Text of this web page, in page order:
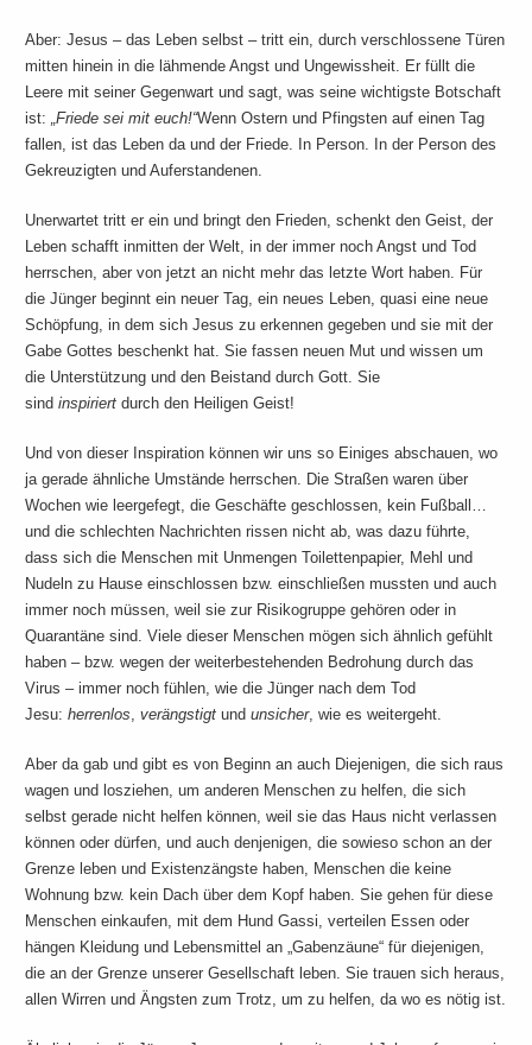
Aber: Jesus – das Leben selbst – tritt ein, durch verschlossene Türen
mitten hinein in die lähmende Angst und Ungewissheit. Er füllt die
Leere mit seiner Gegenwart und sagt, was seine wichtigste Botschaft
ist:„Friede sei mit euch!“Wenn Ostern und Pfingsten auf einen Tag
fallen, ist das Leben da und der Friede. In Person. In der Person des
Gekreuzigten und Auferstandenen.
Unerwartet tritt er ein und bringt den Frieden, schenkt den Geist, der
Leben schafft inmitten der Welt, in der immer noch Angst und Tod
herrschen, aber von jetzt an nicht mehr das letzte Wort haben. Für
die Jünger beginnt ein neuer Tag, ein neues Leben, quasi eine neue
Schöpfung, in dem sich Jesus zu erkennen gegeben und sie mit der
Gabe Gottes beschenkt hat. Sie fassen neuen Mut und wissen um
die Unterstützung und den Beistand durch Gott. Sie
sindinspiriert durch den Heiligen Geist!
Und von dieser Inspiration können wir uns so Einiges abschauen, wo
ja gerade ähnliche Umstände herrschen. Die Straßen waren über
Wochen wie leergefegt, die Geschäfte geschlossen, kein Fußball…
und die schlechten Nachrichten rissen nicht ab, was dazu führte,
dass sich die Menschen mit Unmengen Toilettenpapier, Mehl und
Nudeln zu Hause einschlossen bzw. einschließen mussten und auch
immer noch müssen, weil sie zur Risikogruppe gehören oder in
Quarantäne sind. Viele dieser Menschen mögen sich ähnlich gefühlt
haben – bzw. wegen der weiterbestehenden Bedrohung durch das
Virus – immer noch fühlen, wie die Jünger nach dem Tod
Jesu:herrenlos,verängstigt undunsicher, wie es weitergeht.
Aber da gab und gibt es von Beginn an auch Diejenigen, die sich raus
wagen und losziehen, um anderen Menschen zu helfen, die sich
selbst gerade nicht helfen können, weil sie das Haus nicht verlassen
können oder dürfen, und auch denjenigen, die sowieso schon an der
Grenze leben und Existenzängste haben, Menschen die keine
Wohnung bzw. kein Dach über dem Kopf haben. Sie gehen für diese
Menschen einkaufen, mit dem Hund Gassi, verteilen Essen oder
hängen Kleidung und Lebensmittel an „Gabenzäune“ für diejenigen,
die an der Grenze unserer Gesellschaft leben. Sie trauen sich heraus,
allen Wirren und Ängsten zum Trotz, um zu helfen, da wo es nötig ist.